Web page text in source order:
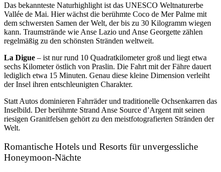
Das bekannteste Naturhighlight ist das UNESCO Weltnaturerbe
Vallée de Mai. Hier wächst die berühmte Coco de Mer Palme mit
dem schwersten Samen der Welt, der bis zu 30 Kilogramm wiegen
kann. Traumstrände wie Anse Lazio und Anse Georgette zählen
regelmäßig zu den schönsten Stränden weltweit.
La Digue – ist nur rund 10 Quadratkilometer groß und liegt etwa
sechs Kilometer östlich von Praslin. Die Fahrt mit der Fähre dauert
lediglich etwa 15 Minuten. Genau diese kleine Dimension verleiht
der Insel ihren entschleunigten Charakter.
Statt Autos dominieren Fahrräder und traditionelle Ochsenkarren das
Inselbild. Der berühmte Strand Anse Source d’Argent mit seinen
riesigen Granitfelsen gehört zu den meistfotografierten Stränden der
Welt.
Romantische Hotels und Resorts für unvergessliche
Honeymoon-Nächte